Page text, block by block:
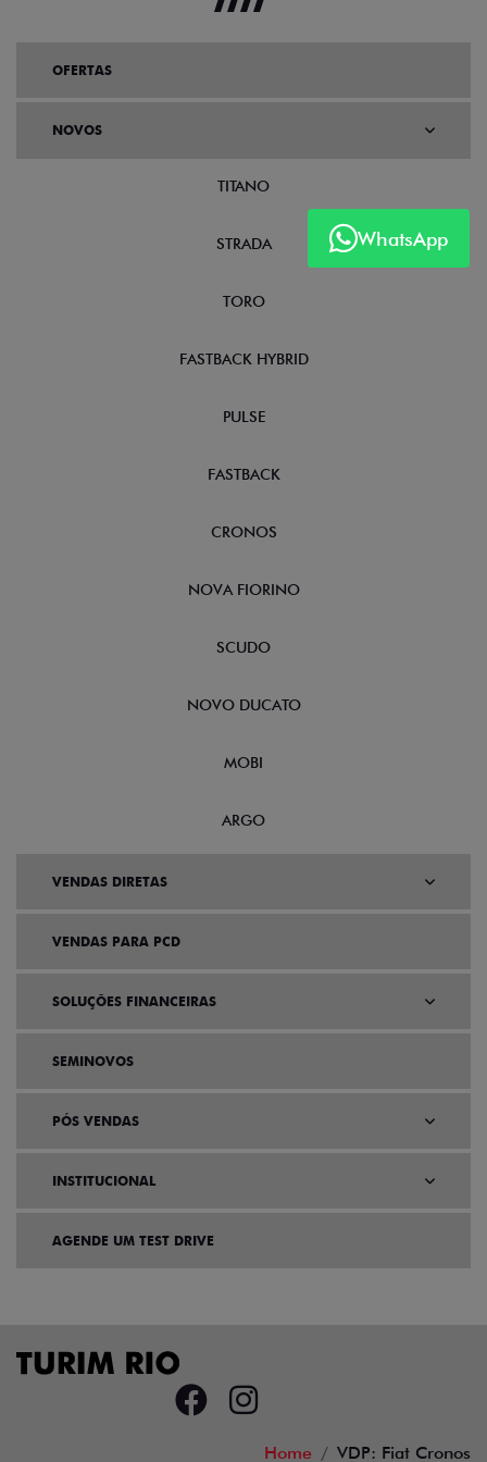
WhatsApp
OFERTAS
NOVOS
TITANO
STRADA
TORO
FASTBACK HYBRID
PULSE
FASTBACK
CRONOS
NOVA FIORINO
SCUDO
NOVO DUCATO
MOBI
ARGO
VENDAS DIRETAS
VENDAS PARA PCD
SOLUÇÕES FINANCEIRAS
SEMINOVOS
PÓS VENDAS
INSTITUCIONAL
AGENDE UM TEST DRIVE
Home VDP: Fiat Cronos